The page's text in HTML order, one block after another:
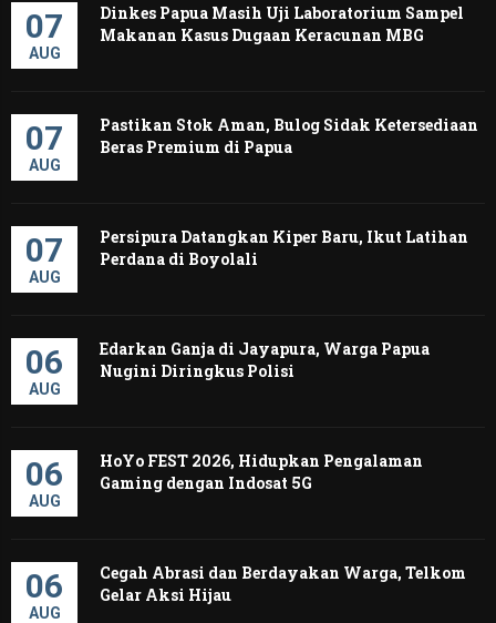
07
AUG
Dinkes Papua Masih Uji Laboratorium Sampel
Makanan Kasus Dugaan Keracunan MBG
07
AUG
Pastikan Stok Aman, Bulog Sidak Ketersediaan
Beras Premium di Papua
07
AUG
Persipura Datangkan Kiper Baru, Ikut Latihan
Perdana di Boyolali
06
AUG
Edarkan Ganja di Jayapura, Warga Papua
Nugini Diringkus Polisi
06
AUG
HoYo FEST 2026, Hidupkan Pengalaman
Gaming dengan Indosat 5G
06
AUG
Cegah Abrasi dan Berdayakan Warga, Telkom
Gelar Aksi Hijau